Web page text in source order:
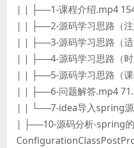
| | ├──1-课程介绍.mp4
| | ├──2-源码学习思路（
| | ├──3-源码学习思路（
| | ├──4-源码学习思路（
| | ├──5-源码学习思路（
| | ├──6-问题解答.mp4
| | └──7-idea导入spring
| ├──10-源码分析-spring的